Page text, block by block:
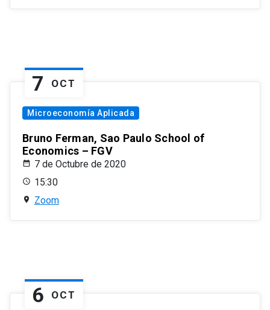
7 OCT
Microeconomía Aplicada
Bruno Ferman, Sao Paulo School of
Economics – FGV
7 de Octubre de 2020
15:30
Zoom
6 OCT